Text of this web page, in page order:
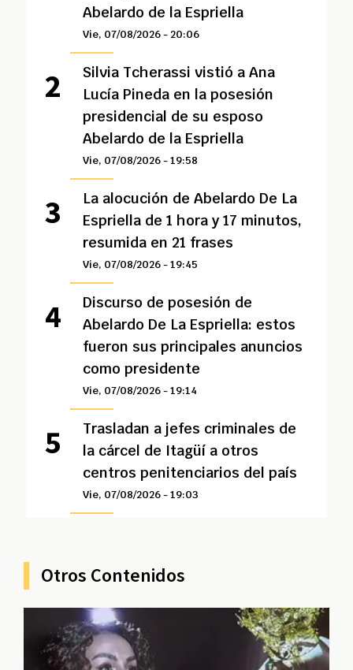
Abelardo de la Espriella
Vie, 07/08/2026 - 20:06
Silvia Tcherassi vistió a Ana
Lucía Pineda en la posesión
presidencial de su esposo
Abelardo de la Espriella
Vie, 07/08/2026 - 19:58
La alocución de Abelardo De La
Espriella de 1 hora y 17 minutos,
resumida en 21 frases
Vie, 07/08/2026 - 19:45
Discurso de posesión de
Abelardo De La Espriella: estos
fueron sus principales anuncios
como presidente
Vie, 07/08/2026 - 19:14
Trasladan a jefes criminales de
la cárcel de Itagüí a otros
centros penitenciarios del país
Vie, 07/08/2026 - 19:03
Otros Contenidos